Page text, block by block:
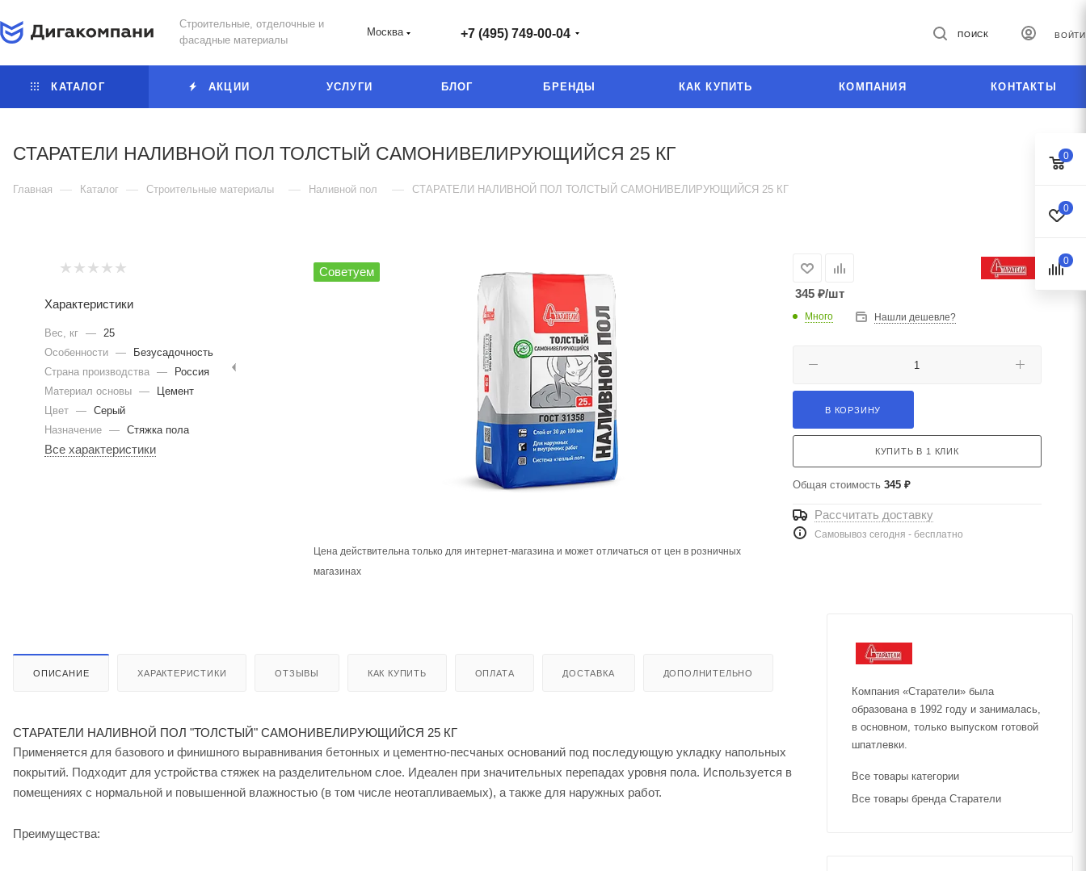
Строительные, отделочные и
фасадные материалы
Москва +7 (495) 749-00-04 ПОИСК ВОЙТИ
КАТАЛОГ АКЦИИ УСЛУГИ БЛОГ БРЕНДЫ КАК КУПИТЬ КОМПАНИЯ КОНТАКТЫ
СТАРАТЕЛИ НАЛИВНОЙ ПОЛ ТОЛСТЫЙ САМОНИВЕЛИРУЮЩИЙСЯ 25 КГ
Главная — Каталог — Строительные материалы — Наливной пол — СТАРАТЕЛИ НАЛИВНОЙ ПОЛ ТОЛСТЫЙ САМОНИВЕЛИРУЮЩИЙСЯ 25 КГ
Советуем
Цена действительна только для интернет-магазина и может отличаться от цен в розничных
магазинах
Характеристики
Вес, кг — 25
Особенности —
Безусадочность
Страна производства —
Россия
Материал основы —
Цемент
Цвет — Серый
Назначение — Стяжка пола
Все характеристики
345₽/шт
Много Нашли дешевле?
В КОРЗИНУ
КУПИТЬ В 1 КЛИК
Общая стоимость 345 ₽
Рассчитать доставку
Самовывоз сегодня - бесплатно
ОПИСАНИЕ ХАРАКТЕРИСТИКИ ОТЗЫВЫ КАК КУПИТЬ ОПЛАТА ДОСТАВКА ДОПОЛНИТЕЛЬНО
СТАРАТЕЛИ НАЛИВНОЙ ПОЛ "ТОЛСТЫЙ" САМОНИВЕЛИРУЮЩИЙСЯ 25 КГ
Применяется для базового и финишного выравнивания бетонных и цементно-песчаных оснований под последующую укладку напольных
покрытий. Подходит для устройства стяжек на разделительном слое. Идеален при значительных перепадах уровня пола. Используется в
помещениях с нормальной и повышенной влажностью (в том числе неотапливаемых), а также для наружных работ.
Преимущества:
Компания «Старатели» была
образована в 1992 году и занималась,
в основном, только выпуском готовой
шпатлевки.
Все товары категории
Все товары бренда Старатели
0
0
0